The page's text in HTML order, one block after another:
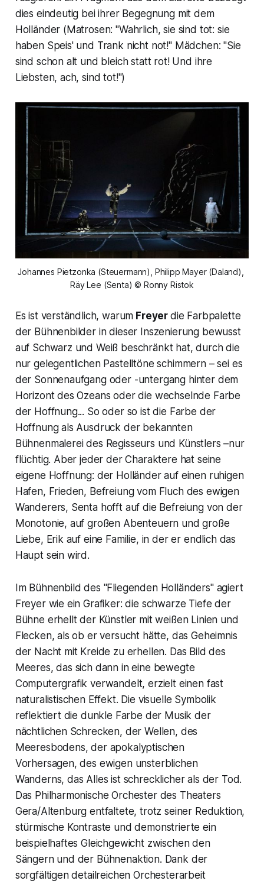
dies eindeutig bei ihrer Begegnung mit dem
Holländer (Matrosen: "Wahrlich, sie sind tot: sie
haben Speis' und Trank nicht not!" Mädchen: "Sie
sind schon alt und bleich statt rot! Und ihre
Liebsten, ach, sind tot!")
Johannes Pietzonka (Steuermann), Philipp Mayer (Daland),
Räy Lee (Senta) © Ronny Ristok
Es ist verständlich, warum Freyer die Farbpalette
der Bühnenbilder in dieser Inszenierung bewusst
auf Schwarz und Weiß beschränkt hat, durch die
nur gelegentlichen Pastelltöne schimmern – sei es
der Sonnenaufgang oder -untergang hinter dem
Horizont des Ozeans oder die wechselnde Farbe
der Hoffnung... So oder so ist die Farbe der
Hoffnung als Ausdruck der bekannten
Bühnenmalerei des Regisseurs und Künstlers –nur
flüchtig. Aber jeder der Charaktere hat seine
eigene Hoffnung: der Holländer auf einen ruhigen
Hafen, Frieden, Befreiung vom Fluch des ewigen
Wanderers, Senta hofft auf die Befreiung von der
Monotonie, auf großen Abenteuern und große
Liebe, Erik auf eine Familie, in der er endlich das
Haupt sein wird.
Im Bühnenbild des "Fliegenden Holländers" agiert
Freyer wie ein Grafiker: die schwarze Tiefe der
Bühne erhellt der Künstler mit weißen Linien und
Flecken, als ob er versucht hätte, das Geheimnis
der Nacht mit Kreide zu erhellen. Das Bild des
Meeres, das sich dann in eine bewegte
Computergrafik verwandelt, erzielt einen fast
naturalistischen Effekt. Die visuelle Symbolik
reflektiert die dunkle Farbe der Musik der
nächtlichen Schrecken, der Wellen, des
Meeresbodens, der apokalyptischen
Vorhersagen, des ewigen unsterblichen
Wanderns, das Alles ist schrecklicher als der Tod.
Das Philharmonische Orchester des Theaters
Gera/Altenburg entfaltete, trotz seiner Reduktion,
stürmische Kontraste und demonstrierte ein
beispielhaftes Gleichgewicht zwischen den
Sängern und der Bühnenaktion. Dank der
sorgfältigen detailreichen Orchesterarbeit